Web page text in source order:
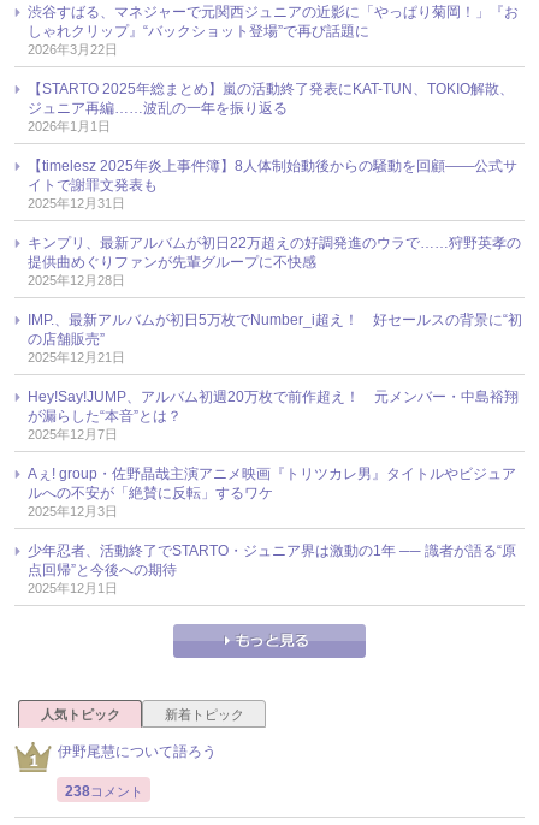
渋谷すばる、マネジャーで元関西ジュニアの近影に「やっぱり菊岡！」『お
しゃれクリップ』“バックショット登場”で再び話題に
2026年3月22日
【STARTO 2025年総まとめ】嵐の活動終了発表にKAT-TUN、TOKIO解散、
ジュニア再編……波乱の一年を振り返る
2026年1月1日
【timelesz 2025年炎上事件簿】8人体制始動後からの騒動を回顧――公式サ
イトで謝罪文発表も
2025年12月31日
キンプリ、最新アルバムが初日22万超えの好調発進のウラで……狩野英孝の
提供曲めぐりファンが先輩グループに不快感
2025年12月28日
IMP.、最新アルバムが初日5万枚でNumber_i超え！ 好セールスの背景に“初
の店舗販売”
2025年12月21日
Hey!Say!JUMP、アルバム初週20万枚で前作超え！ 元メンバー・中島裕翔
が漏らした“本音”とは？
2025年12月7日
Aぇ! group・佐野晶哉主演アニメ映画『トリツカレ男』タイトルやビジュア
ルへの不安が「絶賛に反転」するワケ
2025年12月3日
少年忍者、活動終了でSTARTO・ジュニア界は激動の1年 ── 識者が語る“原
点回帰”と今後への期待
2025年12月1日
人気トピック 新着トピック
伊野尾慧について語ろう
238コメント